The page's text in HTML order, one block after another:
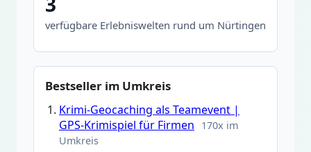
verfügbare Erlebniswelten rund um Nürtingen
Bestseller im Umkreis
Krimi-Geocaching als Teamevent |
GPS-Krimispiel für Firmen
170x im
Umkreis